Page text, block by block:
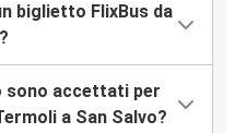
biglietto FlixBus da
sono accettati per
a San Salvo?